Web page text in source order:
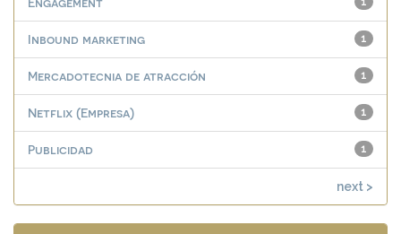
1
Inbound marketing
1
Mercadotecnia de atracción
1
Netflix (Empresa)
1
Publicidad
next >